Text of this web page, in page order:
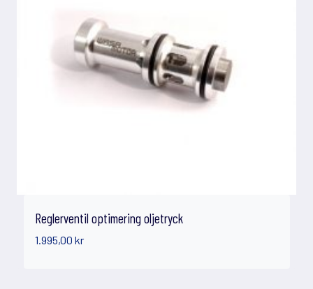
Reglerventil optimering oljetryck
1.995,00 kr